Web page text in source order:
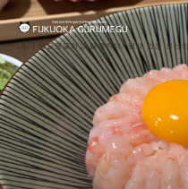
Uki | 탱글탱글하고 달콤하다! 냄새 없는 신선한
다.【福岡ぐるめぐ】